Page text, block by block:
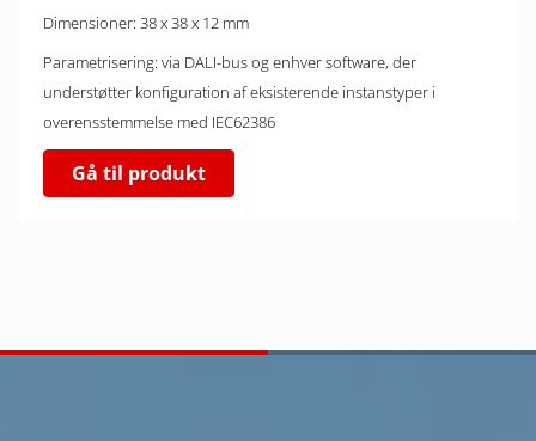
Dimensioner: 38 x 38 x 12 mm
Parametrisering: via DALI-bus og enhver software, der
understøtter konfiguration af eksisterende instanstyper i
overensstemmelse med IEC62386
Gå til produkt